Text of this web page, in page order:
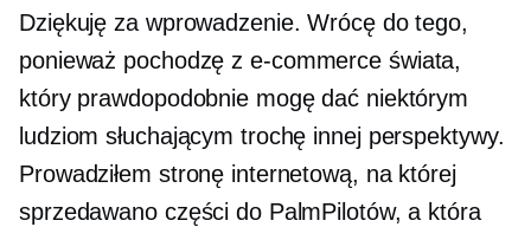
Dziękuję za wprowadzenie. Wrócę do tego,
ponieważ pochodzę z e-commerce świata,
który prawdopodobnie mogę dać niektórym
ludziom słuchającym trochę innej perspektywy.
Prowadziłem stronę internetową, na której
sprzedawano części do PalmPilotów, a która